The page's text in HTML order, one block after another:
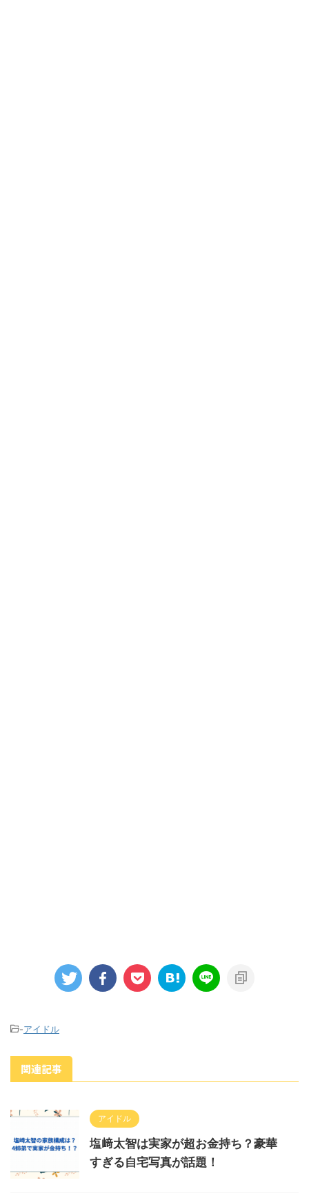
-アイドル
関連記事
アイドル
塩﨑太智は実家が超お金持ち？豪華
すぎる自宅写真が話題！